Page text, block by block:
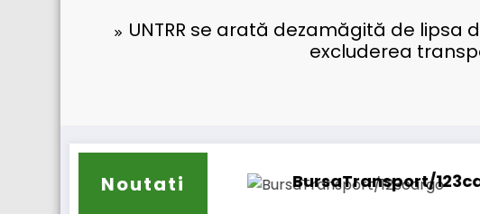
UNTRR se arată dezamăgită de lipsa
excluderea
Noutati
BursaTransport/123cargo introduce o nouă